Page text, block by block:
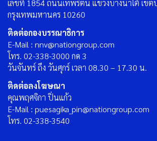
บริษัท เนชั่น ทีวี จำกัด
เลขที่ 1854 ถนนเทพรัตน แขวงบางนาใต้ เขตบ
กรุงเทพมหานคร 10260
ติดต่อกองบรรณาธิการ
E-Mail : nnv@nationgroup.com
โทร. 02-338-3000 กด 3
วันจันทร์ ถึง วันศุกร์ เวลา 08.30 – 17.30 น.
ติดต่อลงโฆษณา
คุณพฤศจิกา ปิ่นแก้ว
E-Mail : puesagika_pin@nationgroup.com